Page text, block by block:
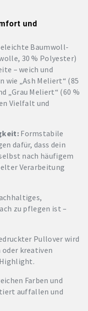
und
Baumwoll-
30 % Polyester)
– weich und
wie „Ash Meliert“ (85
„Grau Meliert“ (60 %
Vielfalt und
Formstabile
dafür, dass dein
nach häufigem
Verarbeitung
zu pflegen ist –
Pullover wird
kreativen
Farben und
auffallen und